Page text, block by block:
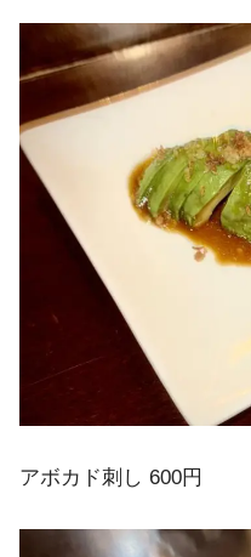
アボカド刺し 600円